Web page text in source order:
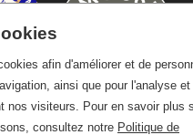
afin d'améliorer et de
ainsi que pour l'analyse et
nos visiteurs. Pour en savoir plus
consultez notre Politique de